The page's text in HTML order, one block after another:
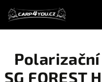
obsah
SG FOREST